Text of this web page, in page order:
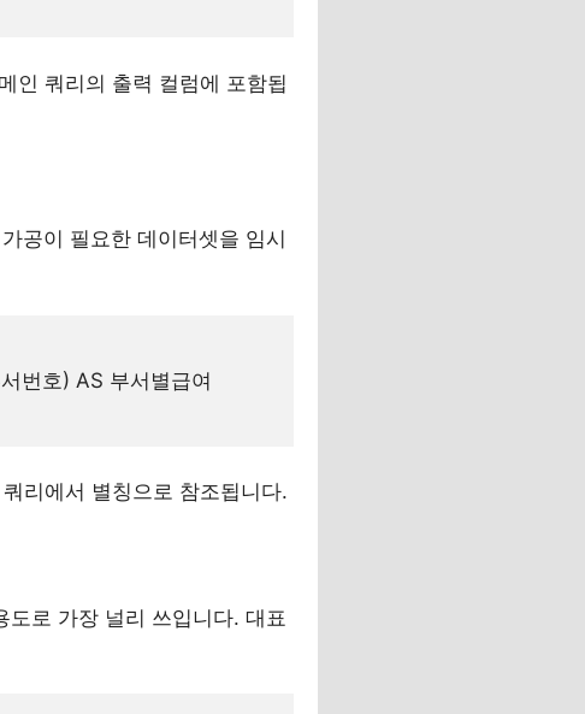
인 쿼리의 출력 컬럼에 포함됩
공이 필요한 데이터셋을 임시
번호) AS 부서별급여
리에서 별칭으로 참조됩니다.
로 가장 널리 쓰입니다. 대표